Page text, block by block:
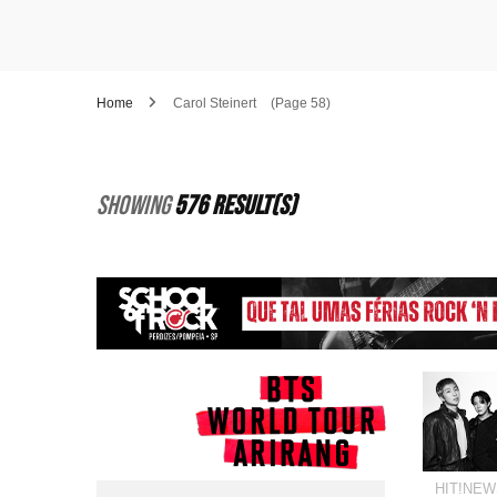
Home Carol Steinert (Page 58)
Showing576 Result(s)